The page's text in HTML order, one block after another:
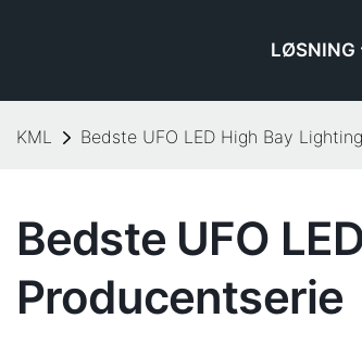
LØSNING
KML Bedste UFO LED High Bay
Bedste UFO
Producentserie